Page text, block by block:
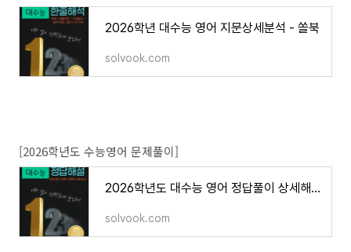
2026학년 대수능 영어 지문상세분석 - 쏠북
solvook.com
[2026학년도 수능영어 문제풀이]
2026학년도 대수능 영어 정답풀이 상세해설 - 쏠북
solvook.com